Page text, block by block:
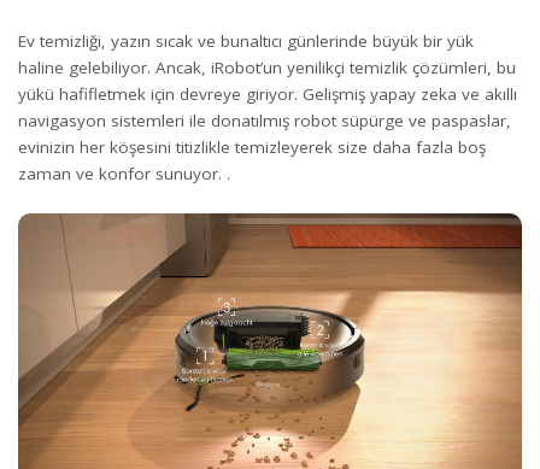
Ev temizliği, yazın sıcak ve bunaltıcı günlerinde büyük bir yük
haline gelebiliyor. Ancak, iRobot’un yenilikçi temizlik çözümleri, bu
yükü hafifletmek için devreye giriyor. Gelişmiş yapay zeka ve akıllı
navigasyon sistemleri ile donatılmış robot süpürge ve paspaslar,
evinizin her köşesini titizlikle temizleyerek size daha fazla boş
zaman ve konfor sunuyor. .